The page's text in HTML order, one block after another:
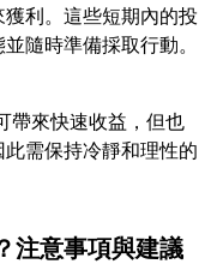
利。這些短期內的投
來快速收益，但也
需保持冷靜和理性的
注意事項與建議